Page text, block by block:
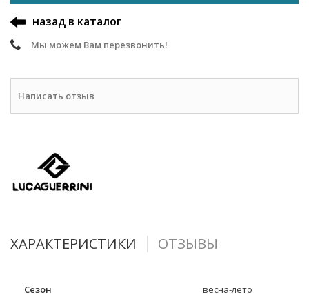
назад в каталог
Мы можем Вам перезвонить!
Написать отзыв
ХАРАКТЕРИСТИКИ ОТЗЫВЫ
Сезон весна-лето